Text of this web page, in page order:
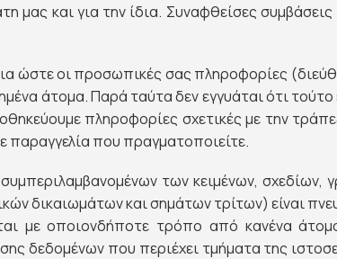
μας και για την ίδια. Συναφθείσες
ώστε οι προσωπικές σας πληροφορίες
άτομα. Παρά ταύτα δεν εγγυάται ότι τούτο
πληροφορίες σχετικές με την
παραγγελία που πραγματοποιείτε.
των κειμένων,
δικαιωμάτων και σημάτων τρίτων) είναι
με οποιονδήποτε τρόπο από κανένα
δεδομένων που περιέχει τμήματα της